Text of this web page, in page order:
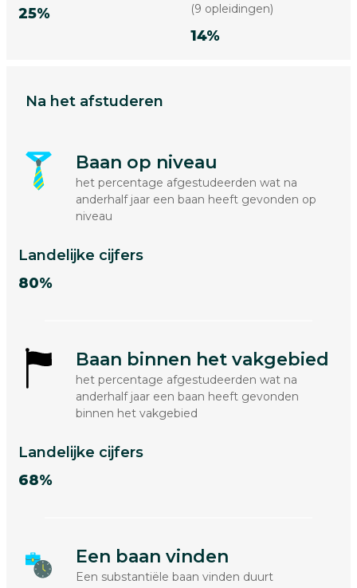
25% (9 opleidingen)
14%
Na het afstuderen
Baan op niveau
het percentage afgestudeerden wat na
anderhalf jaar een baan heeft gevonden op
niveau
Landelijke cijfers
80%
Baan binnen het vakgebied
het percentage afgestudeerden wat na
anderhalf jaar een baan heeft gevonden
binnen het vakgebied
Landelijke cijfers
68%
Een baan vinden
Een substantiële baan vinden duurt